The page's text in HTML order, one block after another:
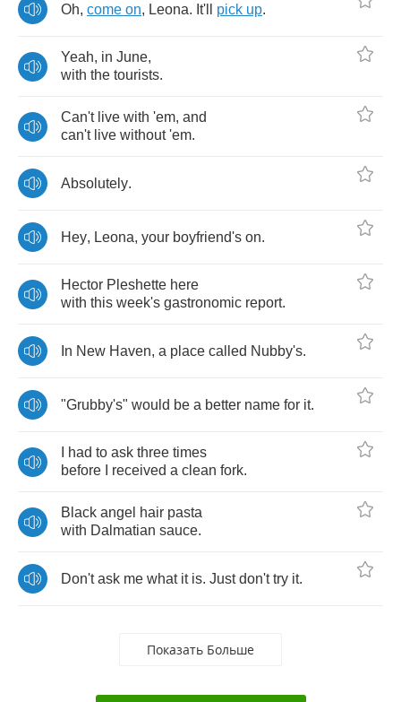
Oh, come on, Leona. It'll pick up.
Yeah, in June,
with the tourists.
Can't live with 'em, and
can't live without 'em.
Absolutely.
Hey, Leona, your boyfriend's on.
Hector Pleshette here
with this week's gastronomic report.
In New Haven, a place called Nubby's.
"Grubby's" would be a better name for it.
had to ask three times
before
received a clean fork.
Black angel hair pasta
with Dalmatian sauce.
Don't ask me what it is. Just don't try it.
Показать Больше